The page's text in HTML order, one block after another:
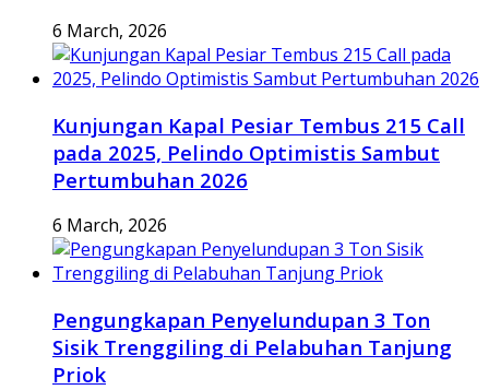
6 March, 2026
Kunjungan Kapal Pesiar Tembus 215 Call
pada 2025, Pelindo Optimistis Sambut
Pertumbuhan 2026
6 March, 2026
Pengungkapan Penyelundupan 3 Ton
Sisik Trenggiling di Pelabuhan Tanjung
Priok